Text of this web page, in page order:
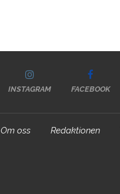
INSTAGRAM FACEBOOK
Om oss Redaktionen